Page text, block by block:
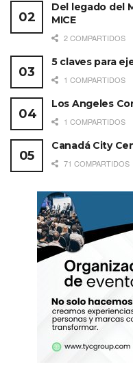
Del legado del
MICE
2 COMPARTIDOS
5 claves para
1 COMPARTIDOS
Los Angeles
1 COMPARTIDOS
Canadá City
71 COMPARTIDOS